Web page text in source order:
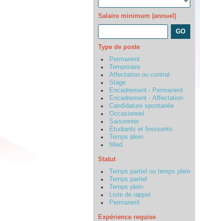
Salaire minimum (annuel)
Type de poste
Permanent
Temporaire
Affectation ou contrat
Stage
Encadrement - Permanent
Encadrement - Affectation
Candidature spontanée
Occasionnel
Saisonnier
Étudiants et finissants
Temps plein
filled
Statut
Temps partiel ou temps plein
Temps partiel
Temps plein
Liste de rappel
Permanent
Expérience requise